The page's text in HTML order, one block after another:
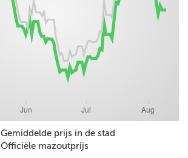
Gemiddelde prijs in de stad
Officiële mazoutprijs